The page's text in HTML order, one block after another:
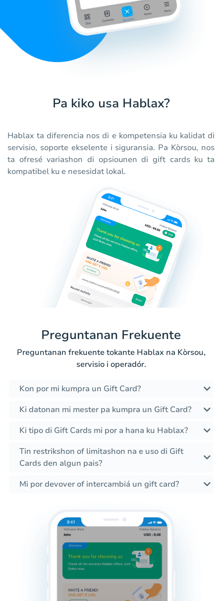
Pa kiko usa Hablax?
Hablax ta diferencia nos di e kompetensia ku kalidat di
servisio, soporte ekselente i siguransia. Pa Kòrsou, nos
ta ofresé variashon di opsiounen di gift cards ku ta
kompatibel ku e nesesidat lokal.
Preguntanan Frekuente
Preguntanan frekuente tokante Hablax na Kòrsou,
servisio i operadór.
Kon por mi kumpra un Gift Card?
Ki datonan mi mester pa kumpra un Gift Card?
Ki tipo di Gift Cards mi por a hana ku Hablax?
Tin restrikshon of limitashon na e uso di Gift
Cards den algun pais?
Mi por devover of intercambiá un gift card?